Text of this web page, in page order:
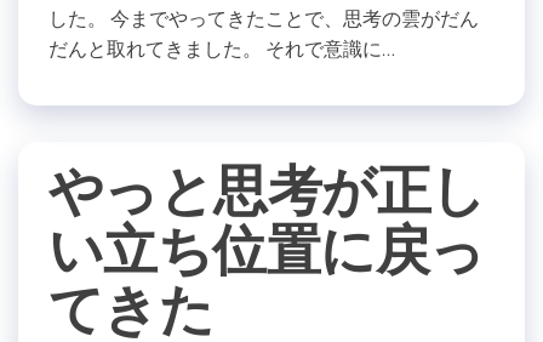
した。 今までやってきたことで、思考の雲がだん
だんと取れてきました。 それで意識に…
やっと思考が正し
い立ち位置に戻っ
てきた